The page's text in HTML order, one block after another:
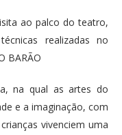
ao palco do teatro,
realizadas no
BARÃO
na qual as artes do
e a imaginação, com
vivenciem uma